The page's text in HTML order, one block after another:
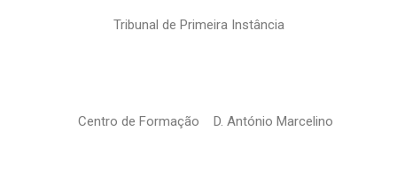
Tribunal de Primeira Instância
Centro de Formação D. António Marcelino